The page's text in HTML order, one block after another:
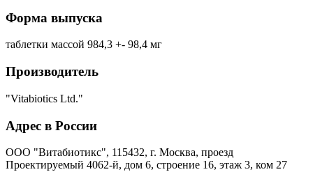
Форма выпуска
таблетки массой 984,3 +- 98,4 мг
Производитель
"Vitabiotics Ltd."
Адрес в России
ООО "Витабиотикс", 115432, г. Москва, проезд
Проектируемый 4062-й, дом 6, строение 16, этаж 3, ком 27